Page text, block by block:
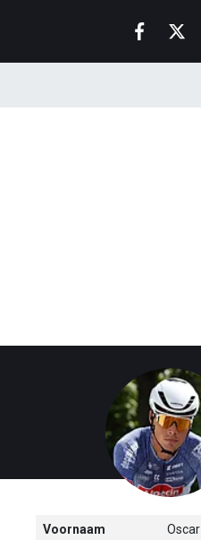
Voornaam Oscar